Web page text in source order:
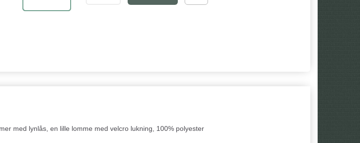
med lynlås, en lille lomme med velcro lukning, 100% polyester